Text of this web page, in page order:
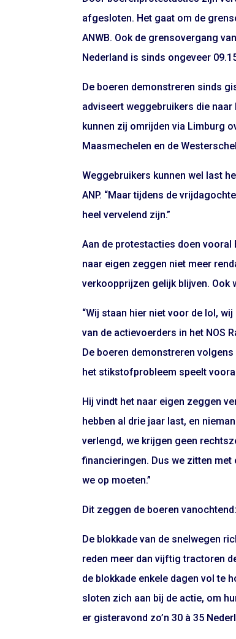
afgesloten. Het gaat om de
ANWB. Ook de grensovergang
Nederland is sinds ongeveer
De boeren demonstreren sinds
adviseert weggebruikers die
kunnen zij omrijden via Limburg
Maasmechelen en de
Weggebruikers kunnen wel last
ANP. “Maar tijdens de
heel vervelend zijn.”
Aan de protestacties doen
naar eigen zeggen niet meer
verkoopprijzen gelijk blijven. Ook
“Wij staan hier niet voor de lol,
van de actievoerders in het NOS
De boeren demonstreren
het stikstofprobleem speelt
Hij vindt het naar eigen zeggen
hebben al drie jaar last, en
verlengd, we krijgen geen
financieringen. Dus we zitten
we op moeten.”
Dit zeggen de boeren vanochtend:
De blokkade van de snelwegen
reden meer dan vijftig tractoren
de blokkade enkele dagen vol te
sloten zich aan bij de actie, om
er gisteravond zo’n 30 à 35